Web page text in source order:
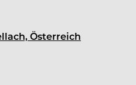
Österreich